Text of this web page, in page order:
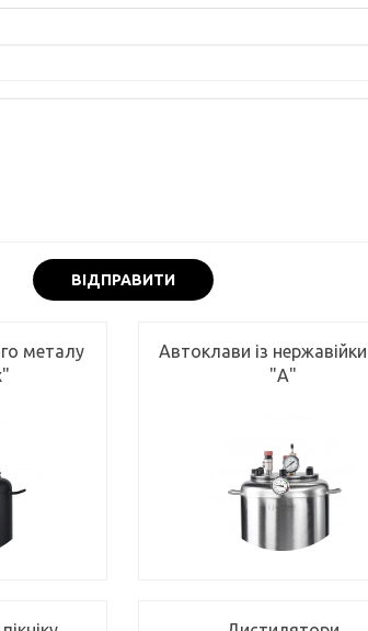
ВІДПРАВИТИ
металу
Автоклави із нержавійки
"А"